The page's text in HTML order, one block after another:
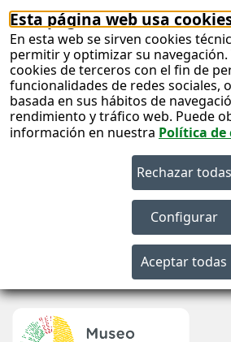
Esta página web usa
En esta web se sirven cookies
permitir y optimizar su navegación.
cookies de terceros con el fin de
funcionalidades de redes sociales,
basada en sus hábitos de
rendimiento y tráfico web. Puede
información en nuestra Política de